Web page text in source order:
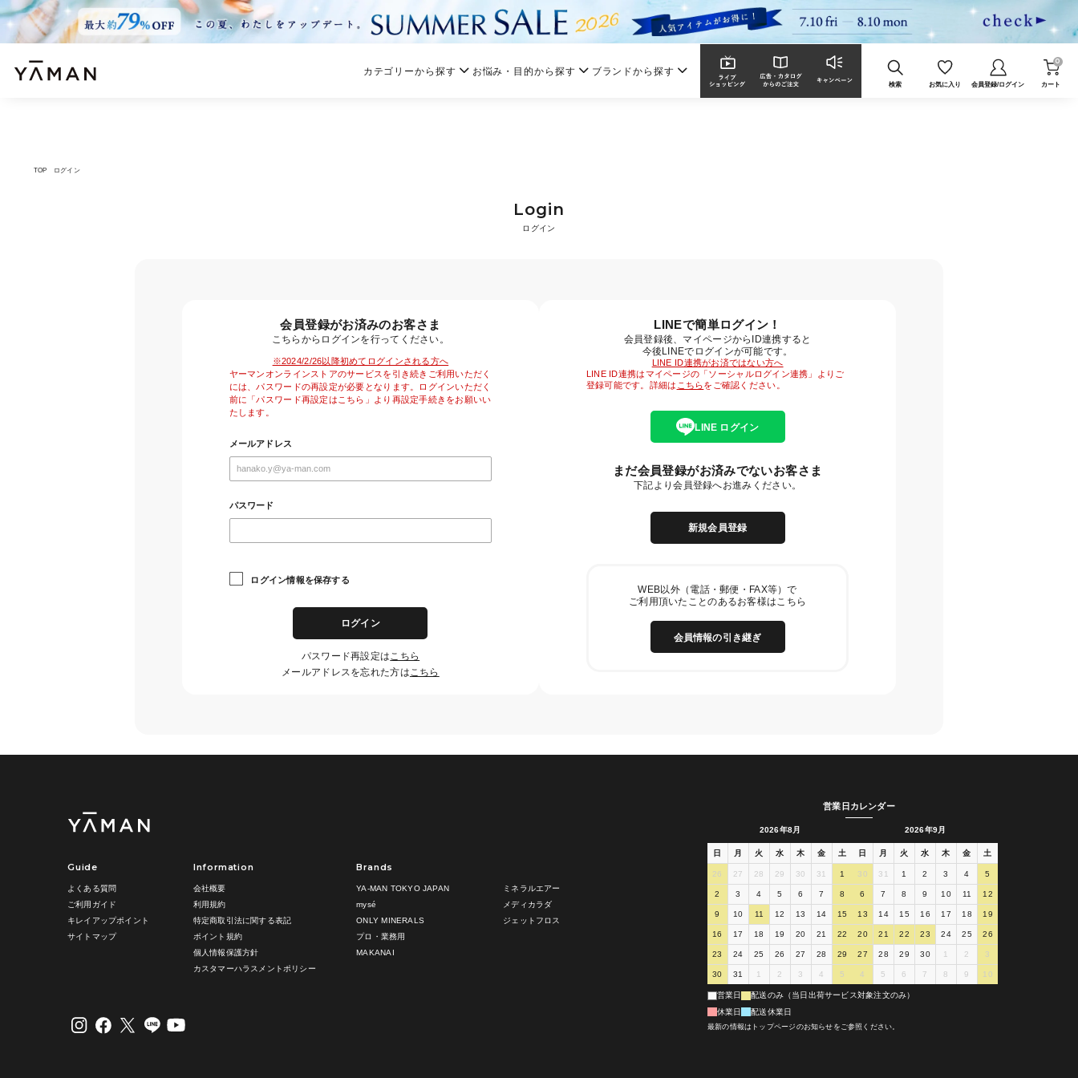
カテゴリーから探す お悩み・目的から探す ブランドから探す
検索 お気に入り 会員登録/ログイン カート
0
TOP ログイン
Login
ログイン
会員登録がお済みのお客さま
こちらからログインを行ってください。
※2024/2/26以降初めてログインされる方へ
ヤーマンオンラインストアのサービスを引き続きご利用いただく
には、パスワードの再設定が必要となります。ログインいただく
前に「パスワード再設定はこちら」より再設定手続きをお願いい
たします。
メールアドレス
パスワード
ログイン情報を保存する
ログイン
パスワード再設定は こちら
メールアドレスを忘れた方は こちら
LINEで簡単ログイン！
会員登録後、マイページからID連携すると
今後LINEでログインが可能です。
LINE ID連携がお済ではない方へ
LINE ID連携はマイページの「ソーシャルログイン連携」よりご
登録可能です。詳細は こちらをご確認ください。
LINE ログイン
まだ会員登録がお済みでないお客さま
下記より会員登録へお進みください。
新規会員登録
WEB以外（電話・郵便・FAX等）で
ご利用頂いたことのあるお客様はこちら
会員情報の引き継ぎ
Guide
よくある質問
ご利用ガイド
キレイアップポイント
サイトマップ
Information
会社概要
利用規約
特定商取引法に関する表記
ポイント規約
個人情報保護方針
カスタマーハラスメントポリシー
Brands
YA-MAN TOKYO JAPAN
mysé
ONLY MINERALS
プロ・業務用
MAKANAI
ミネラルエアー
メディカラダ
ジェットフロス
営業日カレンダー
2026年8月
日 月 火 水 木 金 土
26 27 28 29 30 31 1
2 3 4 5 6 7 8
9 10 11 12 13 14 15
16 17 18 19 20 21 22
23 24 25 26 27 28 29
30 31 1 2 3 4 5
2026年9月
日 月 火 水 木 金 土
30 31 1 2 3 4 5
6 7 8 9 10 11 12
13 14 15 16 17 18 19
20 21 22 23 24 25 26
27 28 29 30 1 2 3
4 5 6 7 8 9 10
営業日
配送のみ（当日出荷サービス対象注文のみ）
休業日
配送休業日
最新の情報はトップページのお知らせをご参照ください。